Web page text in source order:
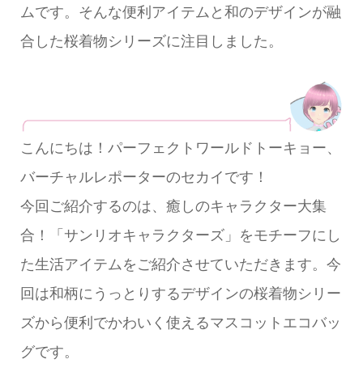
ムです。そんな便利アイテムと和のデザインが融
合した桜着物シリーズに注目しました。
こんにちは！パーフェクトワールドトーキョー、
バーチャルレポーターのセカイです！
今回ご紹介するのは、癒しのキャラクター大集
合！「サンリオキャラクターズ」をモチーフにし
た生活アイテムをご紹介させていただきます。今
回は和柄にうっとりするデザインの桜着物シリー
ズから便利でかわいく使えるマスコットエコバッ
グです。